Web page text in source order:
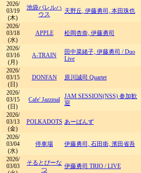
2026/
03/19
(木)
池袋バレルハ
ウス
天野丘, 伊藤勇司, 本田珠也
2026/
03/18
(水)
APPLE 松岡杏奈, 伊藤勇司
2026/
03/16
(月)
A-TRAIN 田中菜緒子, 伊藤勇司 /Duo
Live
2026/
03/15
(日)
DONFAN 原川誠司 Quartet
2026/
03/15
(日)
Cafe' Jazzmal
JAM SESSION(NSS) 参加歓
迎
2026/
03/13
(金)
POLKADOTS あーばんず
2026/
03/04
(水)
停車場 伊藤勇司, 石田衛, 濱田省吾
2026/
03/03
そるとぴーな
つ
伊藤勇司 TRIO /LIVE